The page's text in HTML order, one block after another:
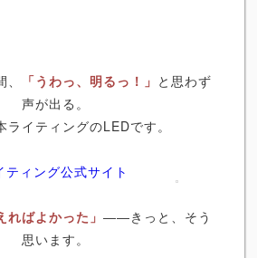
「うわっ、明るっ！」 と思わず
声が出る。
ライティングのLEDです。
ィング公式サイト
ればよかった」 ――きっと、そう
思います。